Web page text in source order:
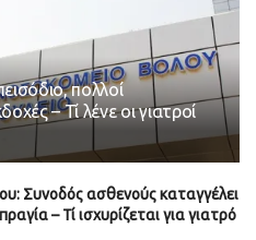
πολλοί
– Τί λένε οι γιατροί
Συνοδός ασθενούς καταγγέλει
– Τί ισχυρίζεται για γιατρό